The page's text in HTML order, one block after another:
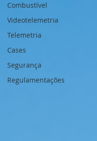
Combustível
Videotelemetria
Telemetria
Cases
Segurança
Regulamentações